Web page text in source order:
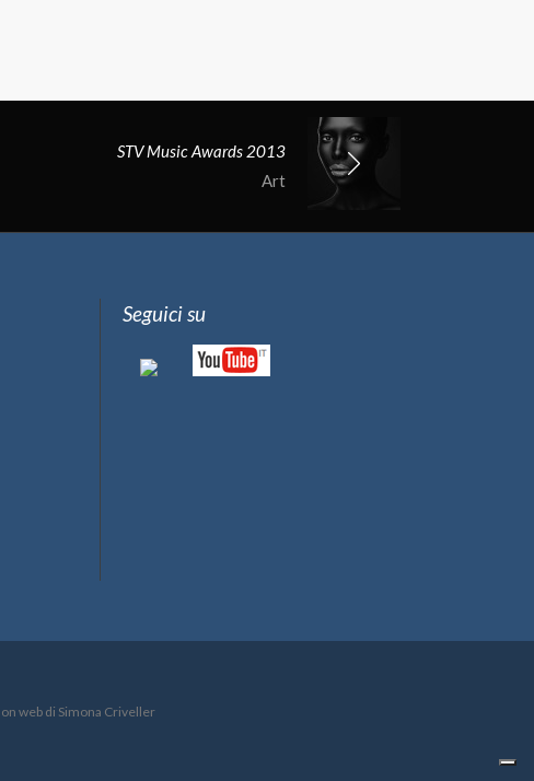
STV Music Awards 2013
Art
Seguici su
web di Simona Criveller